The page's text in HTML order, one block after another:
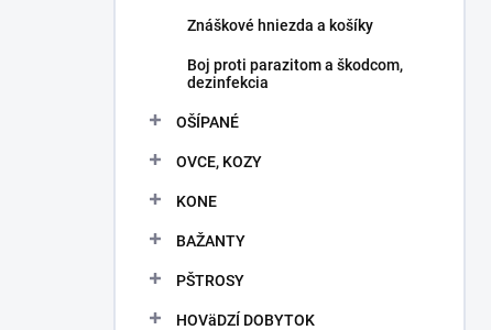
Znáškové hniezda a košíky
Boj proti parazitom a škodcom,
dezinfekcia
OŠÍPANÉ
OVCE, KOZY
KONE
BAŽANTY
PŠTROSY
HOVäDZÍ DOBYTOK